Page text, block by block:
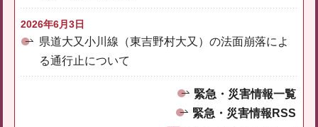
2026年6月3日
県道大又小川線（東吉野村大又）の法面崩落によ
る通行止について
緊急・災害情報一覧
緊急・災害情報RSS